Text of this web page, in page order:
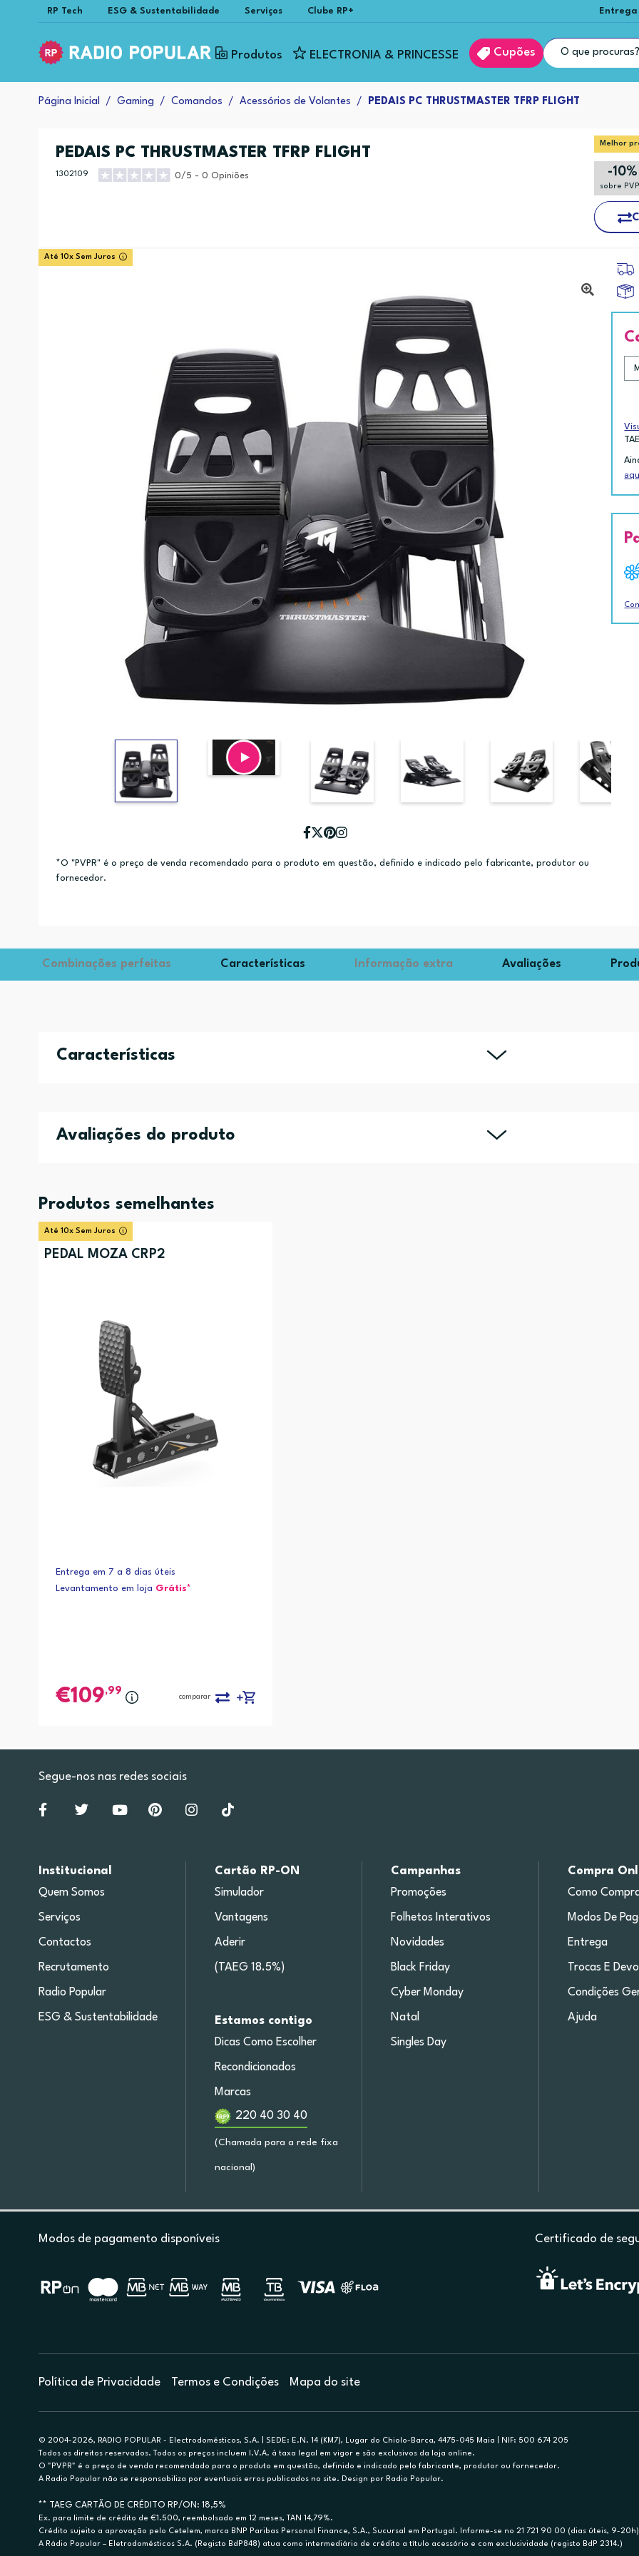
RP Tech ESG & Sustentabilidade Serviços Clube RP+
Produtos ELECTRONIA & PRINCESSE Cupões
Página Inicial Gaming Comandos Acessórios de Volantes PEDAIS PC THRUSTMASTER TFRP FLIGHT
PEDAIS PC THRUSTMASTER TFRP FLIGHT
1302109 0/5 - 0 Opiniões
Melhor
-10%
sobre
Até 10x Sem Juros
*O "PVPR" é o preço de venda recomendado para o produto em questão, definido e indicado pelo fabricante, produtor ou
fornecedor.
Combinações perfeitas Características Informação extra Avaliações
Características
Avaliações do produto
Produtos semelhantes
Até 10x Sem Juros
PEDAL MOZA CRP2
Entrega em 7 a 8 dias úteis
Levantamento em loja Grátis*
109,99
comparar
Segue-nos nas redes sociais
Institucional
Quem Somos
Serviços
Contactos
Recrutamento
Radio Popular
ESG & Sustentabilidade
Cartão RP-ON
Simulador
Vantagens
Aderir
(TAEG 18.5%)
Estamos contigo
Dicas Como Escolher
Recondicionados
Marcas
220 40 30 40
(Chamada para a rede fixa
nacional)
Campanhas
Promoções
Folhetos Interativos
Novidades
Black Friday
Cyber Monday
Natal
Singles Day
Compra
Como
Modos De
Entrega
Trocas E
Condições
Ajuda
Modos de pagamento disponíveis Certificado de
Política de Privacidade Termos e Condições Mapa do site
© 2004-2026, RADIO POPULAR - Electrodomésticos, S.A. | SEDE: E.N. 14 (KM7), Lugar do Chiolo-Barca, 4475-045 Maia | NIF: 500 674 205
Todos os direitos reservados. Todos os preços incluem I.V.A. à taxa legal em vigor e são exclusivos da loja online.
O "PVPR" é o preço de venda recomendado para o produto em questão, definido e indicado pelo fabricante, produtor ou fornecedor.
A Radio Popular não se responsabiliza por eventuais erros publicados no site. Design por Radio Popular.
** TAEG CARTÃO DE CRÉDITO RP/ON: 18,5%
Ex. para limite de crédito de €1.500, reembolsado em 12 meses, TAN 14,79%.
Crédito sujeito a aprovação pelo Cetelem, marca BNP Paribas Personal Finance, S.A., Sucursal em Portugal. Informe-se no 21 721 90 00 (dias úteis, 9-
A Rádio Popular – Eletrodomésticos S.A. (Registo BdP848) atua como intermediário de crédito a título acessório e com exclusividade (registo BdP 2314.)